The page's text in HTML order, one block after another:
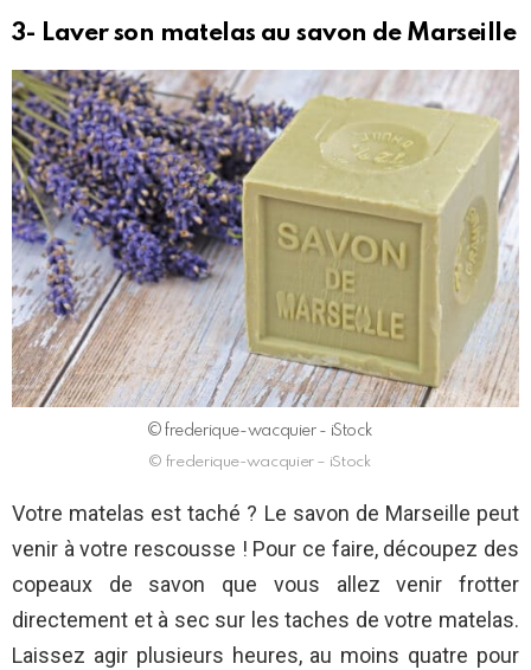
3- Laver son matelas au savon de Marseille
© frederique-wacquier - iStock
© frederique-wacquier – iStock
Votre matelas est taché ? Le savon de Marseille peut
venir à votre rescousse ! Pour ce faire, découpez des
copeaux de savon que vous allez venir frotter
directement et à sec sur les taches de votre matelas.
Laissez agir plusieurs heures, au moins quatre pour